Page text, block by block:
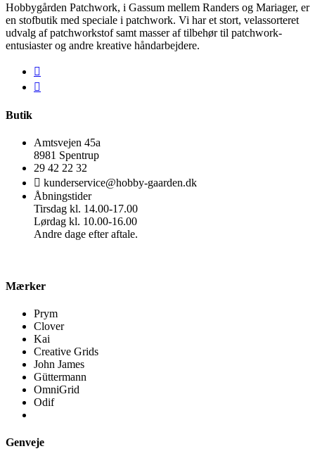
Hobbygården Patchwork, i Gassum mellem Randers og Mariager, er
en stofbutik med speciale i patchwork. Vi har et stort, velassorteret
udvalg af patchworkstof samt masser af tilbehør til patchwork-
entusiaster og andre kreative håndarbejdere.
Butik
Amtsvejen 45a
8981 Spentrup
29 42 22 32
kunderservice@hobby-gaarden.dk
Åbningstider
Tirsdag kl. 14.00-17.00
Lørdag kl. 10.00-16.00
Andre dage efter aftale.
Mærker
Prym
Clover
Kai
Creative Grids
John James
Güttermann
OmniGrid
Odif
Genveje